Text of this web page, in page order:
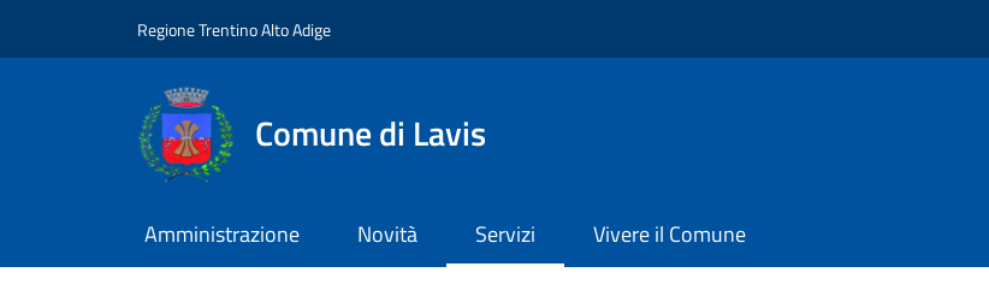
Regione Trentino Alto Adige
Comune di Lavis
Amministrazione Novità Servizi Vivere il Comune